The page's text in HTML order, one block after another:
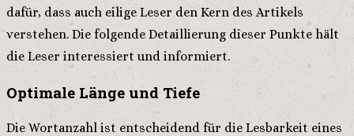
dafür, dass auch eilige Leser den Kern des Artikels
verstehen. Die folgende Detaillierung dieser Punkte hält
die Leser interessiert und informiert.
Optimale Länge und Tiefe
Die Wortanzahl ist entscheidend für die Lesbarkeit eines